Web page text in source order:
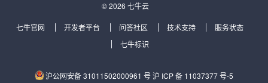
© 2026 七牛云
七牛官网 开发者平台 问答社区 技术支持
服务状态
七牛标识
沪公网安备 31011502000961 号沪 ICP 备 11037377 号-5